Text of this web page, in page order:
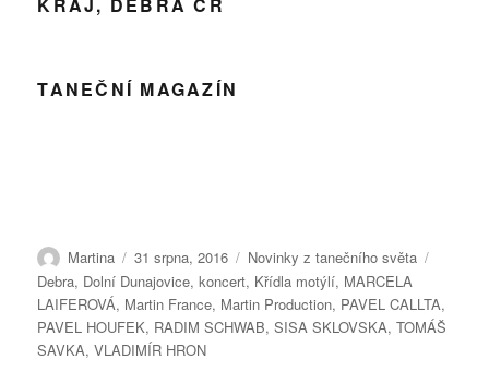
TANEČNÍ MAGAZÍN
Autor:
Martina Publikováno:
31 srpna, 2016 Rubriky:
Novinky z tanečního světa
Debra, Dolní Dunajovice,koncert, Křídla motýlí, MARCELA
LAIFEROVÁ, Martin France, Martin Production, PAVEL CALLTA,
PAVEL HOUFEK, RADIM SCHWAB,SISA SKLOVSKA,TOMÁŠ
SAVKA,VLADIMÍR HRON